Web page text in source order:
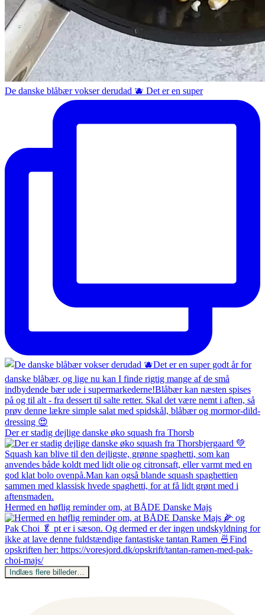
De danske blåbær vokser derudad 🫐 Det er en super
Der er stadig dejlige danske øko squash fra Thorsb
Hermed en høflig reminder om, at BÅDE Danske Majs
Indlæs flere billeder…